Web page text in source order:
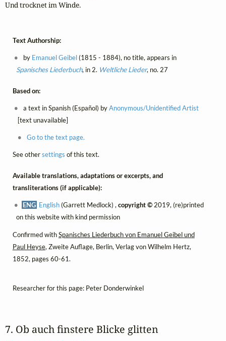
Und trocknet im Winde.
Text Authorship:
by Emanuel Geibel(1815 - 1884), no title, appears in
Spanisches Liederbuch, in 2. Weltliche Lieder, no. 27
Based on:
a text in Spanish (Español) byAnonymous/Unidentified Artist
[text unavailable]
Go to the text page.
See othersettings of this text.
Available translations, adaptations or excerpts, and
transliterations (if applicable):
ENG English(Garrett Medlock) ,copyright ©2019, (re)printed
on this website with kind permission
Confirmed withSpanisches Liederbuch von Emanuel Geibel und
Paul Heyse, Zweite Auflage, Berlin, Verlag von Wilhelm Hertz,
1852, pages 60-61.
Researcher for this page: Peter Donderwinkel
7. Ob auch finstere Blicke glitten